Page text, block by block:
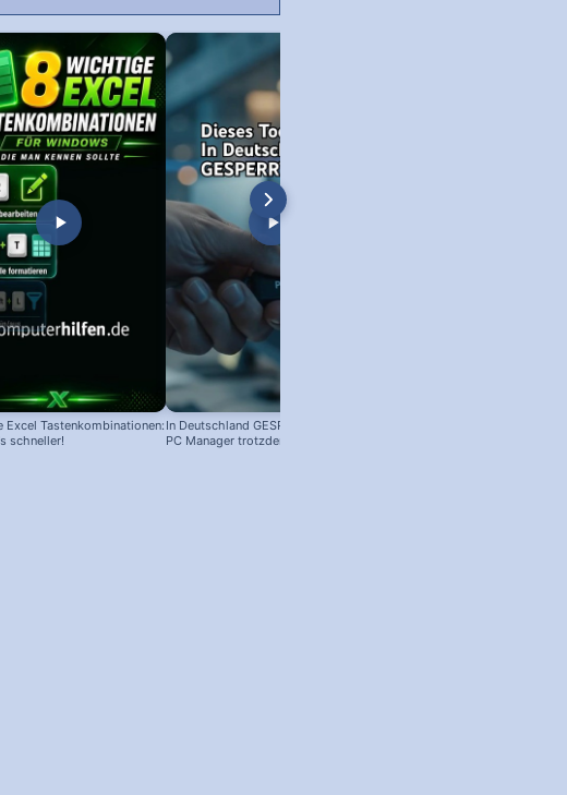
Snipping Tool stürzt ab - Lösung ✅
Excel Tastenkombinationen:
schneller!
In Deutschland GESPERRT: Microsoft
PC Manager trotzdem installieren